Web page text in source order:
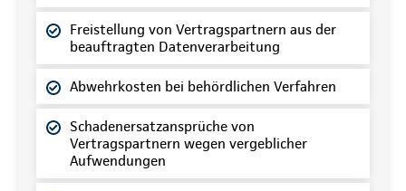
Freistellung von Vertragspartnern aus der
beauftragten Datenverarbeitung
Abwehrkosten bei behördlichen Verfahren
Schadenersatzansprüche von
Vertragspartnern wegen vergeblicher
Aufwendungen